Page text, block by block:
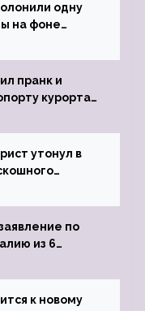
одну
на фоне
пранк и
курорта,
утонул в
по
из 6
к новому